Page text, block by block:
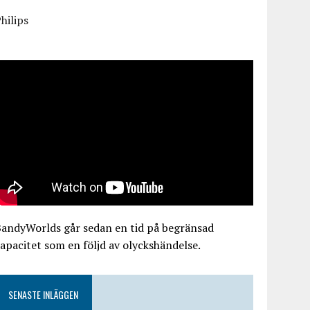
går sedan en tid på begränsad
som en följd av olyckshändelse.
SENASTE INLÄGGEN